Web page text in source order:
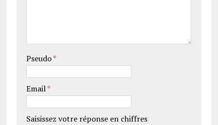
Pseudo*
Email*
Saisissez votre réponse en chiffres